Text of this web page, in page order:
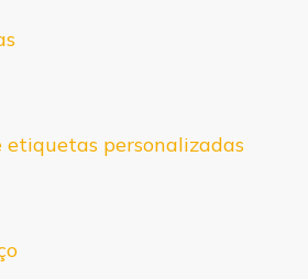
personalizadas